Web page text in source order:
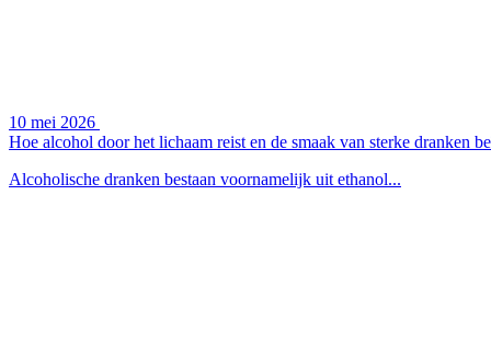
10 mei 2026
Hoe alcohol door het lichaam reist en de smaak van sterke dranken
Alcoholische dranken bestaan voornamelijk uit ethanol...